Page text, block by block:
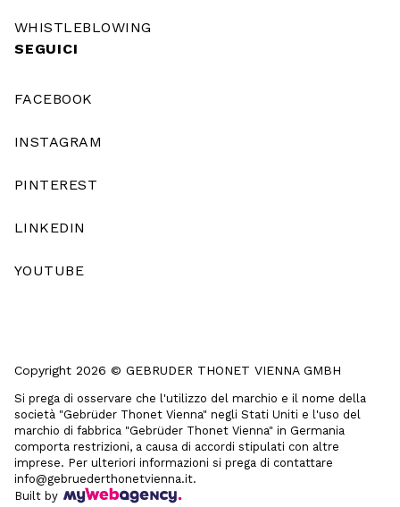
WHISTLEBLOWING
SEGUICI
FACEBOOK
INSTAGRAM
PINTEREST
LINKEDIN
YOUTUBE
Copyright 2026 © GEBRUDER THONET VIENNA GMBH
Si prega di osservare che l'utilizzo del marchio e il nome della
società "Gebrüder Thonet Vienna" negli Stati Uniti e l'uso del
marchio di fabbrica "Gebrüder Thonet Vienna" in Germania
comporta restrizioni, a causa di accordi stipulati con altre
imprese. Per ulteriori informazioni si prega di contattare
info@gebruederthonetvienna.it.
Built by